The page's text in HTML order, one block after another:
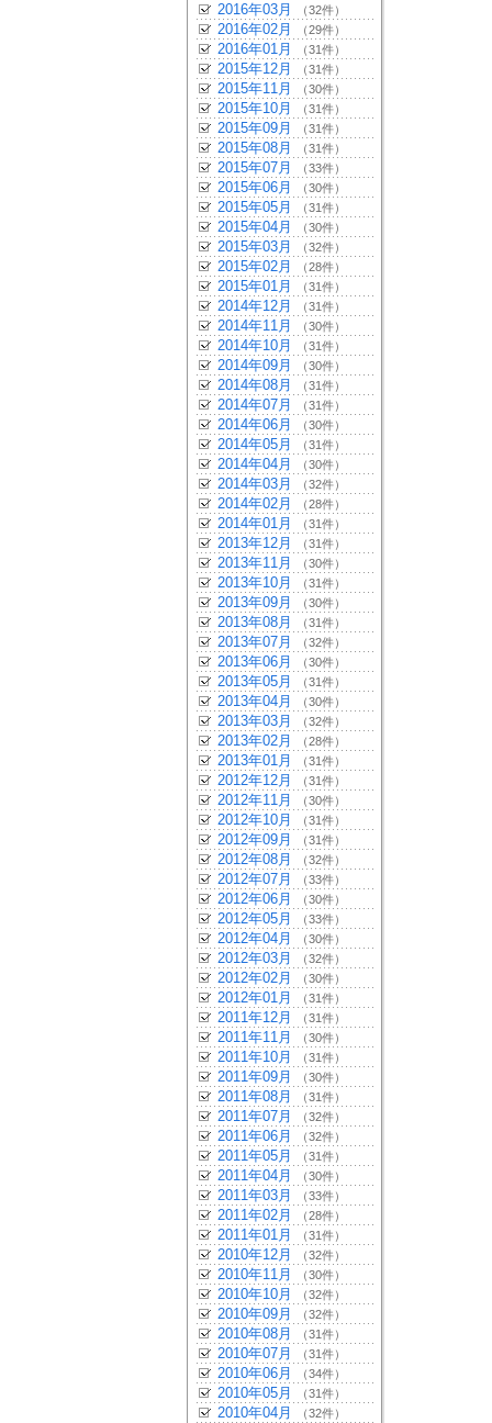
2016年03月 （32件）
2016年02月 （29件）
2016年01月 （31件）
2015年12月 （31件）
2015年11月 （30件）
2015年10月 （31件）
2015年09月 （31件）
2015年08月 （31件）
2015年07月 （33件）
2015年06月 （30件）
2015年05月 （31件）
2015年04月 （30件）
2015年03月 （32件）
2015年02月 （28件）
2015年01月 （31件）
2014年12月 （31件）
2014年11月 （30件）
2014年10月 （31件）
2014年09月 （30件）
2014年08月 （31件）
2014年07月 （31件）
2014年06月 （30件）
2014年05月 （31件）
2014年04月 （30件）
2014年03月 （32件）
2014年02月 （28件）
2014年01月 （31件）
2013年12月 （31件）
2013年11月 （30件）
2013年10月 （31件）
2013年09月 （30件）
2013年08月 （31件）
2013年07月 （32件）
2013年06月 （30件）
2013年05月 （31件）
2013年04月 （30件）
2013年03月 （32件）
2013年02月 （28件）
2013年01月 （31件）
2012年12月 （31件）
2012年11月 （30件）
2012年10月 （31件）
2012年09月 （31件）
2012年08月 （32件）
2012年07月 （33件）
2012年06月 （30件）
2012年05月 （33件）
2012年04月 （30件）
2012年03月 （32件）
2012年02月 （30件）
2012年01月 （31件）
2011年12月 （31件）
2011年11月 （30件）
2011年10月 （31件）
2011年09月 （30件）
2011年08月 （31件）
2011年07月 （32件）
2011年06月 （32件）
2011年05月 （31件）
2011年04月 （30件）
2011年03月 （33件）
2011年02月 （28件）
2011年01月 （31件）
2010年12月 （32件）
2010年11月 （30件）
2010年10月 （32件）
2010年09月 （32件）
2010年08月 （31件）
2010年07月 （31件）
2010年06月 （34件）
2010年05月 （31件）
2010年04月 （32件）